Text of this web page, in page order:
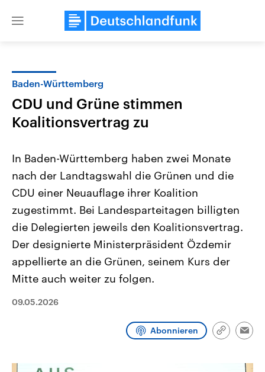
Close
Landtagswahl Sachsen-Anhalt
2026
Alle Informationen
Sachsen-Anhalt wählt am 6.
September 2026 einen neuen
Bundesland von einer Koalition aus
CDU, SPD und FDP regiert.-
Umfragen, Prognosen,
und Hintergründe zu den Parteien
USA
Aktuelle Beiträge,
Hintergründe
Wirtschaftlich und
gehören die Vereinigten
mit großem Einfluss auf
Sendungen
Baden-Württemberg
CDU und Grüne stimmen
Koalitionsvertrag zu
In Baden-Württemberg haben zwei Monate
nach der Landtagswahl die Grünen und die
CDU einer Neuauflage ihrer Koalition
zugestimmt. Bei Landesparteitagen billigten
die Delegierten jeweils den Koalitionsvertrag.
Der designierte Ministerpräsident Özdemir
appellierte an die Grünen, seinem Kurs der
Mitte auch weiter zu folgen.
09.05.2026
Abonnieren
Link